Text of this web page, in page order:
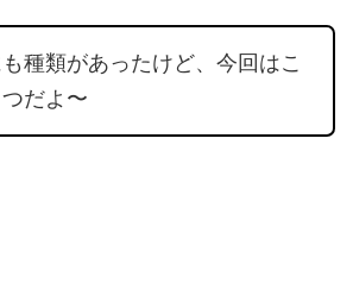
種類があったけど、今回はこ
だよ〜